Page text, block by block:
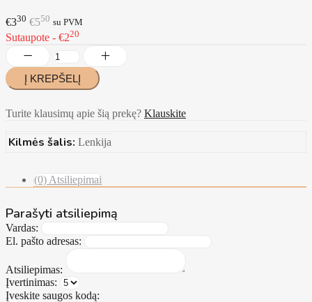
€330 €550 su PVM
Sutaupote - €220
Turite klausimų apie šią prekę? Klauskite
Kilmės šalis: Lenkija
(0) Atsiliepimai
Parašyti atsiliepimą
Vardas:
El. pašto adresas:
Atsiliepimas:
Įvertinimas:
Įveskite saugos kodą: